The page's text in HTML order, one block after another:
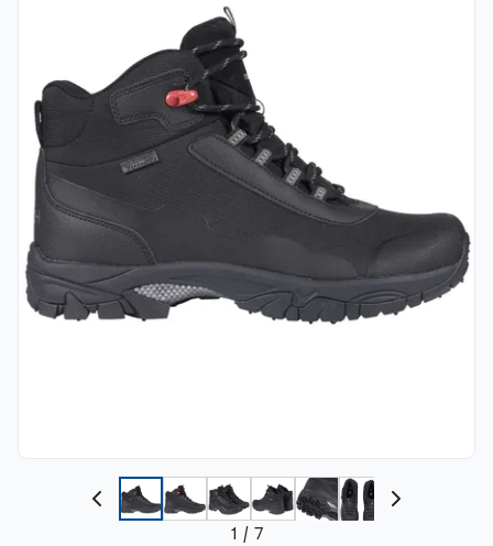
1 / 7